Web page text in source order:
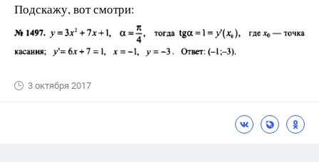
Подскажу, вот смотри:
3 октября 2017